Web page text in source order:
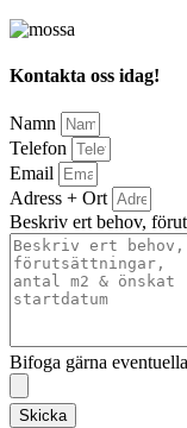
Kontakta oss idag!
Namn
Telefon
Email
Adress + Ort
Beskriv ert behov,
Bifoga gärna
Skicka